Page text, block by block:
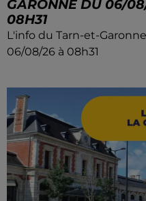
GARONNE DU 06/
08H31
L'info du Tarn-et-
06/08/26 à 08h31